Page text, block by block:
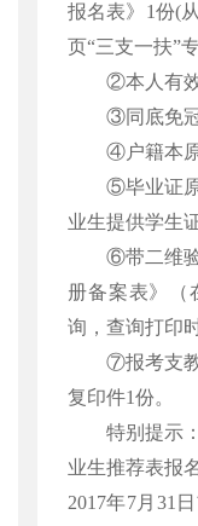
报名表》1份(
页“三支一扶”
②本人有
③同底免
④户籍本
⑤毕业证
业生提供学生
⑥带二维
册备案表》（
询，查询打印
⑦报考支
复印件1份。
特别提示：
业生推荐表报
2017年7月31